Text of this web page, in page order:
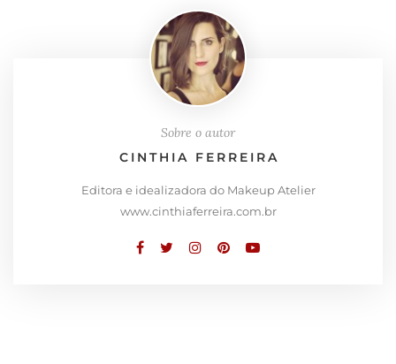
Sobre o autor
CINTHIA FERREIRA
Editora e idealizadora do Makeup Atelier
www.cinthiaferreira.com.br